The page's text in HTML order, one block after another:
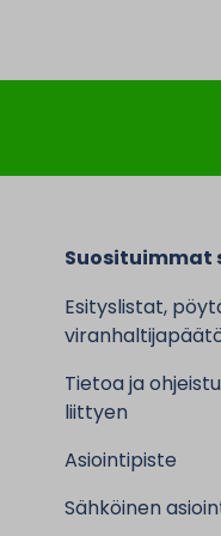
Suosituimmat
Esityslistat,
Tietoa ja
liittyen
Asiointipiste
Sähköinen